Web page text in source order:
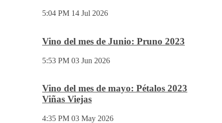
5:04 PM 14 Jul 2026
Vino del mes de Junio: Pruno 2023
5:53 PM 03 Jun 2026
Vino del mes de mayo: Pétalos 2023
Viñas Viejas
4:35 PM 03 May 2026